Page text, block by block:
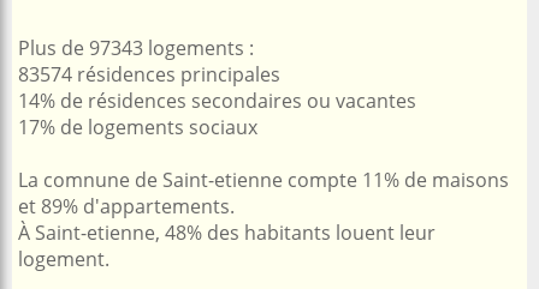
Plus de 97343 logements :
83574 résidences principales
14% de résidences secondaires ou vacantes
17% de logements sociaux
La comnune de Saint-etienne compte 11% de maisons
et 89% d'appartements.
À Saint-etienne, 48% des habitants louent leur
logement.